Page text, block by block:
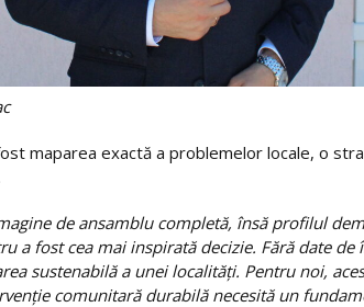
maparea exactă a problemelor locale, o
de ansamblu completă, însă profilul
a fost cea mai inspirată decizie. Fără date de
sustenabilă a unei localități. Pentru noi,
comunitară durabilă necesită un